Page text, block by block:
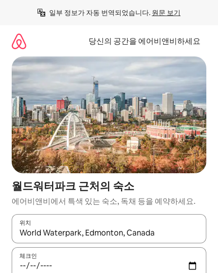
일부 정보가 자동 번역되었습니다. 원문 보기
당신의 공간을 에어비앤비하세요
월드워터파크 근처의 숙소
에어비앤비에서 특색 있는 숙소, 독채 등을 예약하세요.
위치
결과가 나오면 위·아래 화살표 키를 사용하거나 터치 또는 스와이
체크인